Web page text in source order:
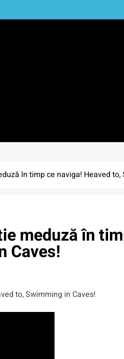
în timp ce naviga! Heaved to,
meduză în
Caves!